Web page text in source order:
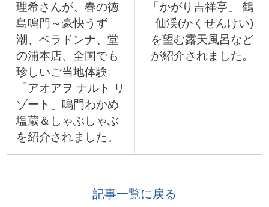
理希さんが、春の徳
島鳴門～豪快うず
潮、ベラドンナ、堂
の浦本店、全国でも
珍しいご当地体験
「アオアヲ ナルト リ
ゾート」鳴門わかめ
塩蔵＆しゃぶしゃぶ
を紹介されました。
「かがり吉祥亭」 鶴
仙渓(かくせんけい)
を望む露天風呂など
が紹介されました。
記事一覧に戻る